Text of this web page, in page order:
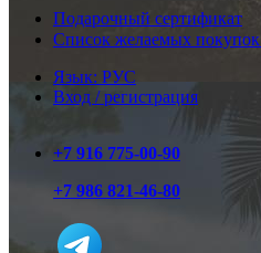
Подарочный сертификат
Список желаемых покупок
Язык: РУС
Вход / регистрация
+7 916 775-00-90
+7 986 821-46-80